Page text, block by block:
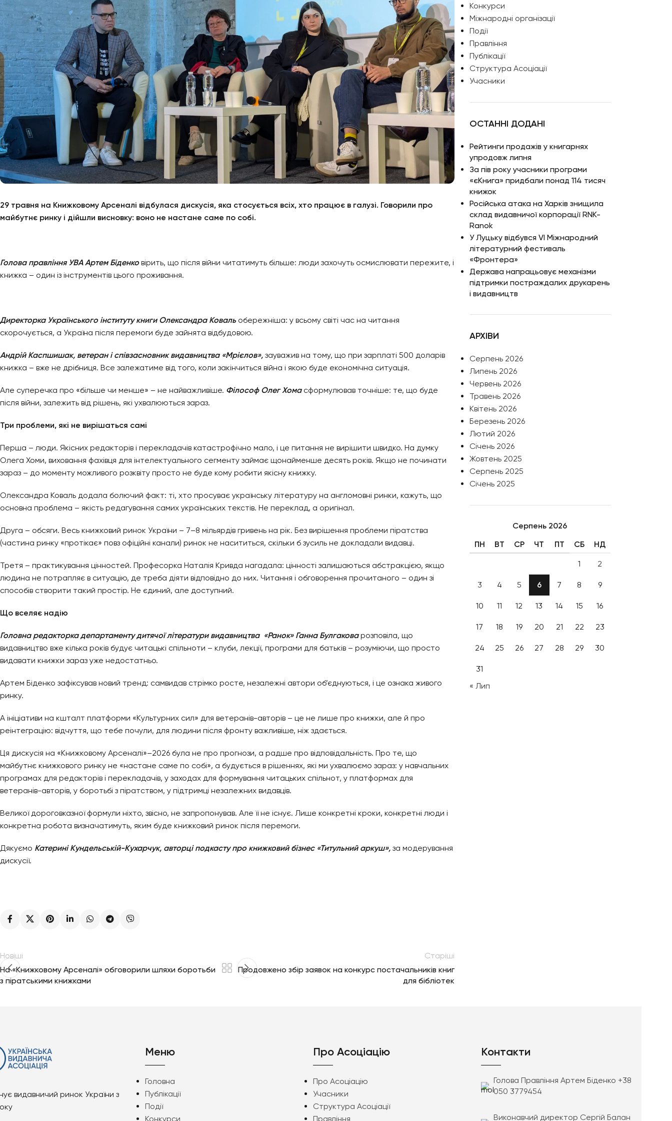
29 травня на Книжковому Арсеналі відбулася дискусія, яка стосується всіх, хто працює в галузі. Говорили про
майбутнє ринку і дійшли висновку: воно не настане саме по собі.
Голова правління УВА Артем Біденковірить, що після війни читатимуть більше: люди захочуть осмислювати пережите, і
книжка – один із інструментів цього проживання.
Директорка Українського інституту книги Олександра Коваль обережніша: у всьому світі час на читання
скорочується, а Україна після перемоги буде зайнята відбудовою.
Андрій Каспшишак, ветеран і співзасновник видавництва «Мрієлов», зауважив на тому, що при зарплаті 500 доларів
книжка – вже не дрібниця. Все залежатиме від того, коли закінчиться війна і якою буде економічна ситуація.
Але суперечка про «більше чи менше» – не найважливіше. Філософ Олег Хомасформулював точніше: те, що буде
після війни, залежить від рішень, які ухвалюються зараз.
Три проблеми, які не вирішаться самі
Перша – люди. Якісних редакторів і перекладачів катастрофічно мало, і це питання не вирішити швидко. На думку
Олега Хоми, виховання фахівця для інтелектуального сегменту займає щонайменше десять років. Якщо не починати
зараз – до моменту можливого розквіту просто не буде кому робити якісну книжку.
Олександра Коваль додала болючий факт: ті, хто просуває українську літературу на англомовні ринки, кажуть, що
основна проблема – якість редагування самих українських текстів. Не переклад, а оригінал.
Друга – обсяги. Весь книжковий ринок України – 7–8 мільярдів гривень на рік. Без вирішення проблеми піратства
(частина ринку «протікає» повз офіційні канали) ринок не насититься, скільки б зусиль не докладали видавці.
Третя – практикування цінностей. Професорка Наталія Кривда нагадала: цінності залишаються абстракцією, якщо
людина не потрапляє в ситуацію, де треба діяти відповідно до них. Читання і обговорення прочитаного – один зі
способів створити такий простір. Не єдиний, але доступний.
Що вселяє надію
Головна редакторка департаменту дитячої літератури видавництва «Ранок» Ганна Булгакова розповіла, що
видавництво вже кілька років будує читацькі спільноти – клуби, лекції, програми для батьків – розуміючи, що просто
видавати книжки зараз уже недостатньо.
Артем Біденко зафіксував новий тренд: самвидав стрімко росте, незалежні автори об’єднуються, і це ознака живого
ринку.
А ініціативи на кшталт платформи «Культурних сил» для ветеранів-авторів – це не лише про книжки, але й про
реінтеграцію: відчуття, що тебе почули, для людини після фронту важливіше, ніж здається.
Ця дискусія на «Книжковому Арсеналі»–2026 була не про прогнози, а радше про відповідальність. Про те, що
майбутнє книжкового ринку не «настане саме по собі», а будується в рішеннях, які ми ухвалюємо зараз: у навчальних
програмах для редакторів і перекладачів, у заходах для формування читацьких спільнот, у платформах для
ветеранів-авторів, у боротьбі з піратством, у підтримці незалежних видавців.
Великої дороговказної формули ніхто, звісно, не запропонував. Але її не існує. Лише конкретні кроки, конкретні люди і
конкретна робота визначатимуть, яким буде книжковий ринок після перемоги.
Дякуємо Катерині Кундельській-Кухарчук, авторці подкасту про книжковий бізнес «Титульний аркуш», за модерування
дискусії.
Новіші
На «Книжковому Арсеналі» обговорили шляхи боротьби
з піратськими книжками
Старіші
Продовжено збір заявок на конкурс постачальників книг
для бібліотек
Конкурси
Міжнародні організації
Події
Правління
Публікації
Структура Асоціації
Учасники
ОСТАННІ ДОДАНІ
Рейтинги продажів у книгарнях
упродовж липня
За пів року учасники програми
«єКнига» придбали понад 114 тисяч
книжок
Російська атака на Харків знищила
склад видавничої корпорації RNK-
Ranok
У Луцьку відбувся VI Міжнародний
літературний фестиваль
«Фронтера»
Держава напрацьовує механізми
підтримки постраждалих друкарень
і видавництв
АРХІВИ
Серпень 2026
Липень 2026
Червень 2026
Травень 2026
Квітень 2026
Березень 2026
Лютий 2026
Січень 2026
Жовтень 2025
Серпень 2025
Січень 2025
Серпень 2026
ПН
ВТ СР ЧТ ПТ СБ НД
1 2
3 4 5 6 7 8 9
10 11 12 13 14 15 16
17 18 19 20 21 22 23
24 25 26 27 28 29 30
31
« Лип
видавничий ринок України з
Меню
Головна
Публікації
Події
Конкурси
Про Асоціацію
Про Асоціацію
Учасники
Структура Асоціації
Правління
Контакти
Голова Правління Артем Біденко +38
050 3779454
Виконавчий директор Сергій Балан